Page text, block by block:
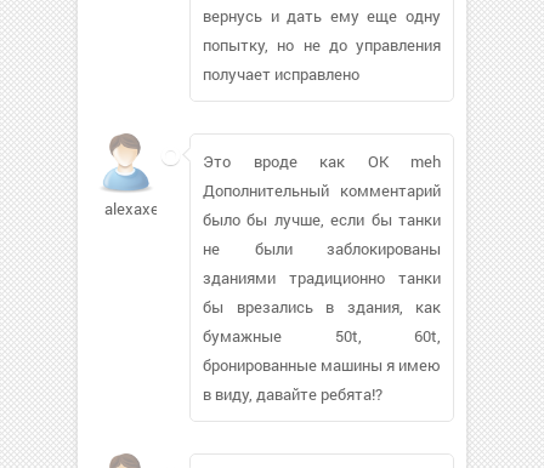
вернусь и дать ему еще одну
попытку, но не до управления
получает исправлено
alexaxe128
Это вроде как OK meh
Дополнительный комментарий
было бы лучше, если бы танки
не были заблокированы
зданиями традиционно танки
бы врезались в здания, как
бумажные 50t, 60t,
бронированные машины я имею
в виду, давайте ребята!?